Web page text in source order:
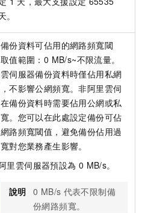
。
份資料可佔用的網路頻寬閾
值範圍：0 MB/s~不限流量。
伺服器備份資料時僅佔用私網
不影響公網頻寬。非阿里雲伺
備份資料時需要佔用公網或私
。您可以在此處設定備份可佔
路頻寬閾值，避免備份佔用過
對您業務產生影響。
里雲伺服器預設為 0 MB/s。
說明 0 MB/s 代表不限制備
份網路頻寬。